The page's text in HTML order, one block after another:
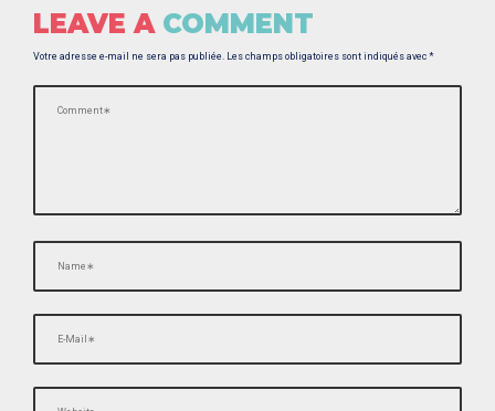
V
I
I
O
N
LEAVE A COMMENT
Votre adresse e-mail ne sera pas publiée. Les champs obligatoires sont indiqués avec *